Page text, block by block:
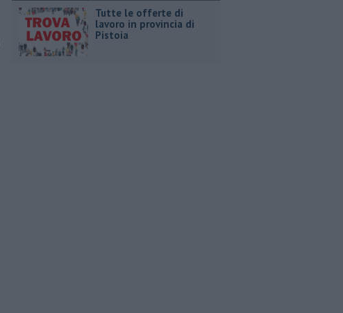
​Tutte le offerte di
lavoro in provincia di
Pistoia